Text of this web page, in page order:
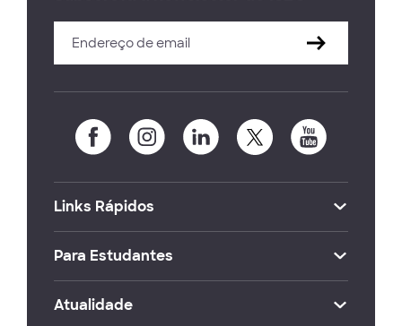
Links Rápidos
Para Estudantes
Atualidade